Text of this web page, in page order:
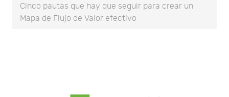
Cinco pautas que hay que seguir para crear un
Mapa de Flujo de Valor efectivo